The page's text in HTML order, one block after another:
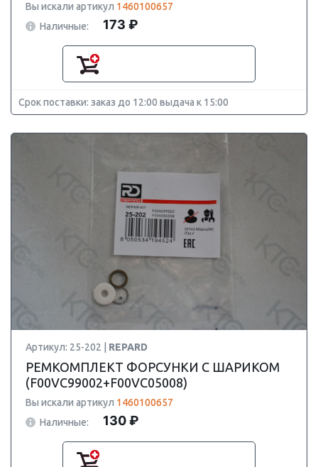
Вы искали артикул 1460100657
Наличные:
173 ₽
Срок поставки: заказ до 12:00 выдача к 15:00
Артикул: 25-202 | REPARD
РЕМКОМПЛЕКТ ФОРСУНКИ С ШАРИКОМ
(F00VC99002+F00VC05008)
Вы искали артикул 1460100657
Наличные:
130 ₽